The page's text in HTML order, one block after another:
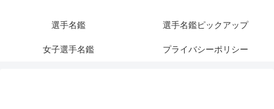
選手名鑑 選手名鑑ピックアップ
女子選手名鑑 プライバシーポリシー